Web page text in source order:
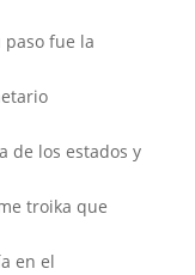
fue la
de los estados y
troika que
en el